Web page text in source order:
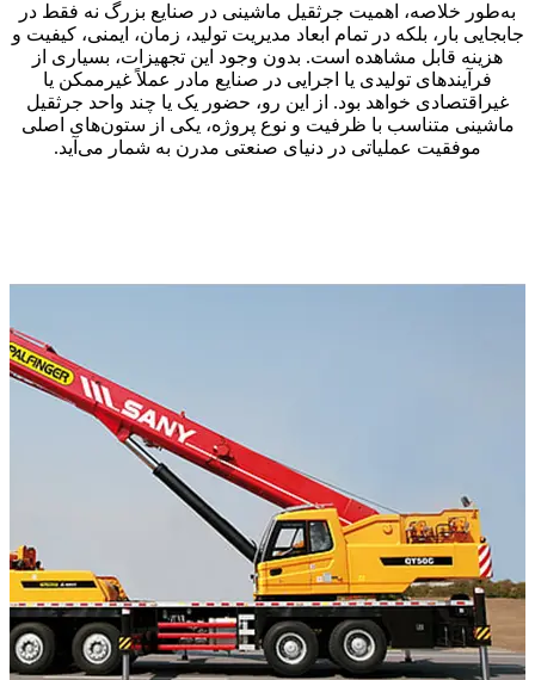
به‌طور خلاصه، اهمیت جرثقیل ماشینی در صنایع بزرگ نه فقط در
جابجایی بار، بلکه در تمام ابعاد مدیریت تولید، زمان، ایمنی، کیفیت و
هزینه قابل مشاهده است. بدون وجود این تجهیزات، بسیاری از
فرآیندهای تولیدی یا اجرایی در صنایع مادر عملاً غیرممکن یا
غیراقتصادی خواهد بود. از این رو، حضور یک یا چند واحد جرثقیل
ماشینی متناسب با ظرفیت و نوع پروژه، یکی از ستون‌های اصلی
موفقیت عملیاتی در دنیای صنعتی مدرن به شمار می‌آید.